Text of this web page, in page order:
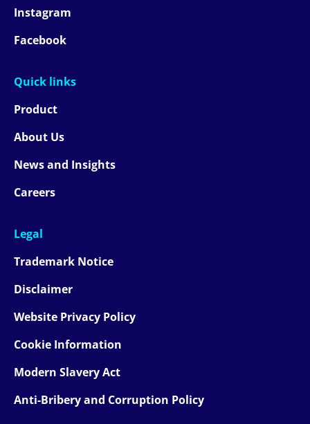
Instagram
Facebook
Quick links
Product
About Us
News and Insights
Careers
Legal
Trademark Notice
Disclaimer
Website Privacy Policy
Cookie Information
Modern Slavery Act
Anti-Bribery and Corruption Policy